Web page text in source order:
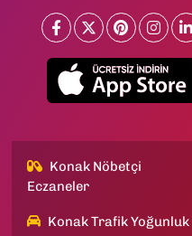
Konak Nöbetçi
Eczaneler
Konak Trafik Yoğunluk